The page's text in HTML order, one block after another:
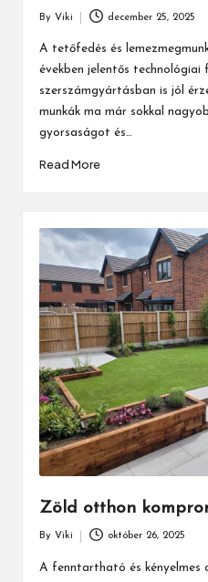
by
By Viki december 25, 2025
A tetőfedés és
években jelentős technológiai
szerszámgyártásban is jól
munkák ma már sokkal
gyorsaságot és…
Read More
Zöld otthon
by
By Viki október 26, 2025
A fenntartható és kényelmes